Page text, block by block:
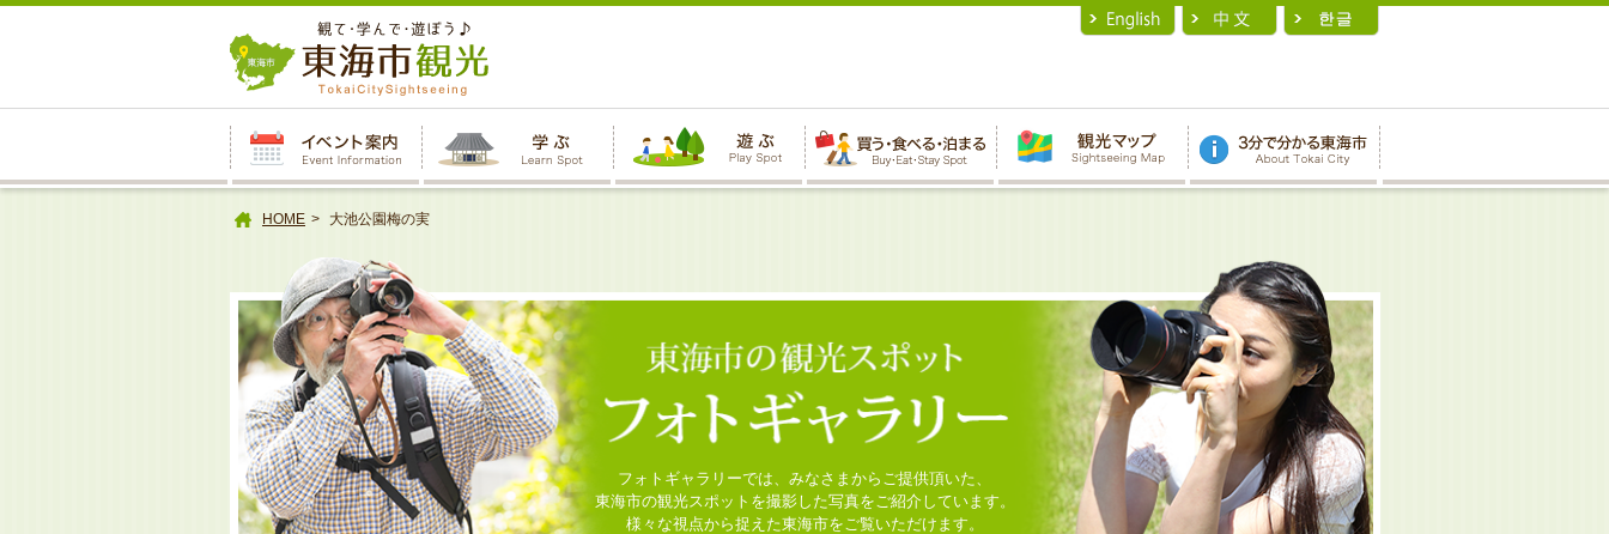
文
へ
HOME 大池公園梅の実
フォトギャラリーでは、みなさまからご提供頂いた、
東海市の観光スポットを撮影した写真をご紹介しています。
様々な視点から捉えた東海市をご覧いただけます。